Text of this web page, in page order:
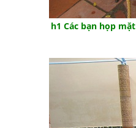
h1 Các bạn họp mặt